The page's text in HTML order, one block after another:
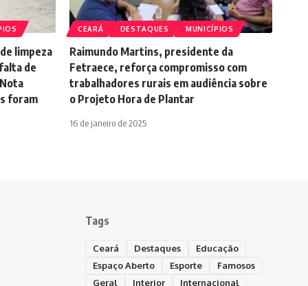
limpeza
de
foram
CEARÁ DESTAQUES MUNICÍPIOS
Raimundo Martins, presidente da
Fetraece, reforça compromisso com
trabalhadores rurais em audiência sobre
o Projeto Hora de Plantar
16 de janeiro de 2025
Tags
Ceará Destaques
Educação
Espaço Aberto
Esporte
Famosos
Geral
Interior Internacional